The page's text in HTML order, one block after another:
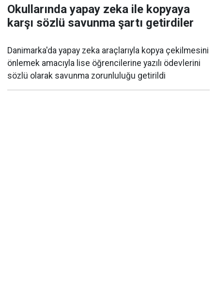
Okullarında yapay zeka ile kopyaya
karşı sözlü savunma şartı getirdiler
Danimarka'da yapay zeka araçlarıyla kopya çekilmesini
önlemek amacıyla lise öğrencilerine yazılı ödevlerini
sözlü olarak savunma zorunluluğu getirildi